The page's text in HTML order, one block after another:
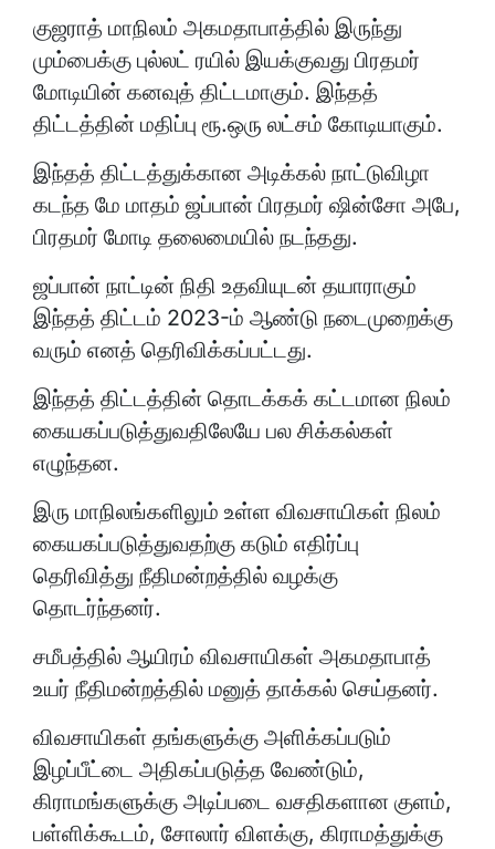
குஜராத் மாநிலம் அகமதாபாத்தில் இருந்து
மும்பைக்கு புல்லட் ரயில் இயக்குவது பிரதமர்
மோடியின் கனவுத் திட்டமாகும். இந்தத்
திட்டத்தின் மதிப்பு ரூ.ஒரு லட்சம் கோடியாகும்.
இந்தத் திட்டத்துக்கான அடிக்கல் நாட்டுவிழா
கடந்த மே மாதம் ஜப்பான் பிரதமர் ஷின்சோ அபே,
பிரதமர் மோடி தலைமையில் நடந்தது.
ஜப்பான் நாட்டின் நிதி உதவியுடன் தயாராகும்
இந்தத் திட்டம் 2023-ம் ஆண்டு நடைமுறைக்கு
வரும் எனத் தெரிவிக்கப்பட்டது.
இந்தத் திட்டத்தின் தொடக்கக் கட்டமான நிலம்
கையகப்படுத்துவதிலேயே பல சிக்கல்கள்
எழுந்தன.
இரு மாநிலங்களிலும் உள்ள விவசாயிகள் நிலம்
கையகப்படுத்துவதற்கு கடும் எதிர்ப்பு
தெரிவித்து நீதிமன்றத்தில் வழக்கு
தொடர்ந்தனர்.
சமீபத்தில் ஆயிரம் விவசாயிகள் அகமதாபாத்
உயர் நீதிமன்றத்தில் மனுத் தாக்கல் செய்தனர்.
விவசாயிகள் தங்களுக்கு அளிக்கப்படும்
இழப்பீட்டை அதிகப்படுத்த வேண்டும்,
கிராமங்களுக்கு அடிப்படை வசதிகளான குளம்,
பள்ளிக்கூடம், சோலார் விளக்கு, கிராமத்துக்கு